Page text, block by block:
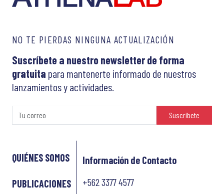
NO TE PIERDAS NINGUNA ACTUALIZACIÓN
Suscríbete a nuestro newsletter de forma
gratuita para mantenerte informado de nuestros
lanzamientos y actividades.
Suscríbete
QUIÉNES SOMOS
PUBLICACIONES
Información de Contacto
+562 3377 4577